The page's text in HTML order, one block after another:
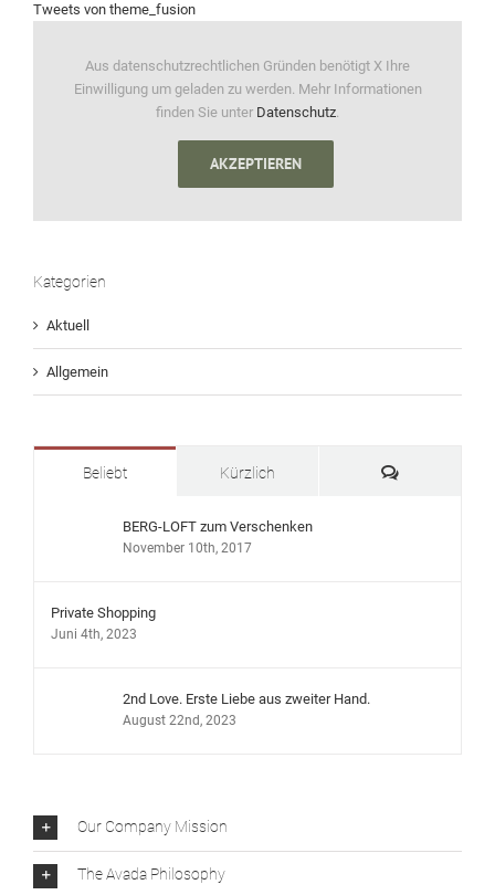
Tweets von theme_fusion
Aus datenschutzrechtlichen Gründen benötigt X Ihre
Einwilligung um geladen zu werden. Mehr Informationen
finden Sie unter Datenschutz.
AKZEPTIEREN
Kategorien
Aktuell
Allgemein
Beliebt Kürzlich Kommentare
BERG-LOFT zum Verschenken
November 10th, 2017
Private Shopping
Juni 4th, 2023
2nd Love. Erste Liebe aus zweiter Hand.
August 22nd, 2023
Our Company Mission
The Avada Philosophy